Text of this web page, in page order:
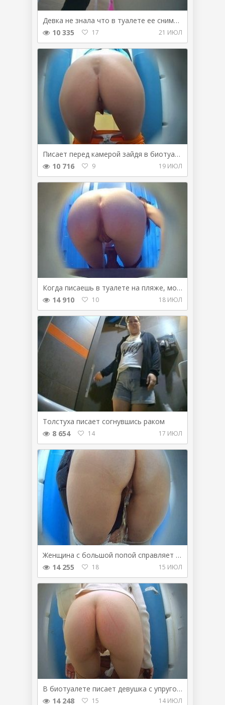
Девка не знала что в туалете ее снимают
10 335
17 21 ИЮЛ
Писает перед камерой зайдя в биотуалет
10 716
9 19 ИЮЛ
Когда писаешь в туалете на пляже, можно не подтираться
14 910
10 18 ИЮЛ
Толстуха писает согнувшись раком
8 654
14 17 ИЮЛ
Женщина с большой попой справляет в сортире малую нужду
14 255
18 15 ИЮЛ
В биотуалете писает девушка с упругой попой
14 248
15 14 ИЮЛ